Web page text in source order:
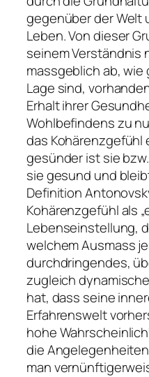
gegenüber der Welt
Leben. Von dieser
seinem Verständnis
massgeblich ab,
Lage sind,
Erhalt ihrer
Wohlbefindens zu
das Kohärenzgefühl
gesünder ist sie
sie gesund und
Definition
Kohärenzgefühl als
Lebenseinstellung,
welchem Ausmass
durchdringendes,
zugleich
hat, dass seine
Erfahrenswelt
hohe
die
man